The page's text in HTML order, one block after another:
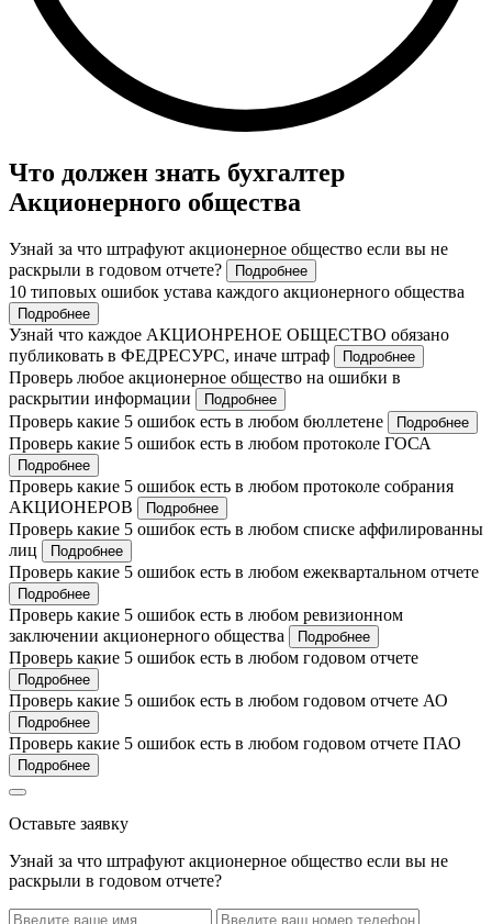
Что должен знать бухгалтер
Акционерного общества
Узнай за что штрафуют акционерное общество если вы не
раскрыли в годовом отчете?
Подробнее
10 типовых ошибок устава каждого акционерного общества
Подробнее
Узнай что каждое АКЦИОНРЕНОЕ ОБЩЕСТВО обязано
публиковать в ФЕДРЕСУРС, иначе штраф
Подробнее
Проверь любое акционерное общество на ошибки в
раскрытии информации
Подробнее
Проверь какие 5 ошибок есть в любом бюллетене Подробнее
Проверь какие 5 ошибок есть в любом протоколе ГОСА
Подробнее
Проверь какие 5 ошибок есть в любом протоколе собрания
АКЦИОНЕРОВ
Подробнее
Проверь какие 5 ошибок есть в любом списке аффилированны
лиц
Подробнее
Проверь какие 5 ошибок есть в любом ежеквартальном отчете
Подробнее
Проверь какие 5 ошибок есть в любом ревизионном
заключении акционерного общества
Подробнее
Проверь какие 5 ошибок есть в любом годовом отчете
Подробнее
Проверь какие 5 ошибок есть в любом годовом отчете АО
Подробнее
Проверь какие 5 ошибок есть в любом годовом отчете ПАО
Подробнее
Оставьте заявку
Узнай за что штрафуют акционерное общество если вы не
раскрыли в годовом отчете?